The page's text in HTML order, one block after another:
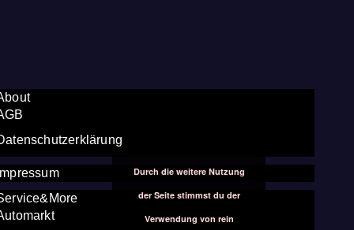
Durch die weitere Nutzung
der Seite stimmst du der
Verwendung von rein